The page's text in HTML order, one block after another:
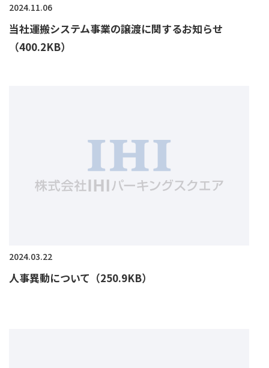
2024.11.06
当社運搬システム事業の譲渡に関するお知らせ
（400.2KB）
2024.03.22
人事異動について（250.9KB）